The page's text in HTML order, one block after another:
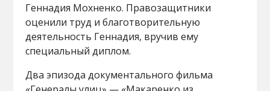
Геннадия Мохненко. Правозащитники
оценили труд и благотворительную
деятельность Геннадия, вручив ему
специальный диплом.
Два эпизода документального фильма